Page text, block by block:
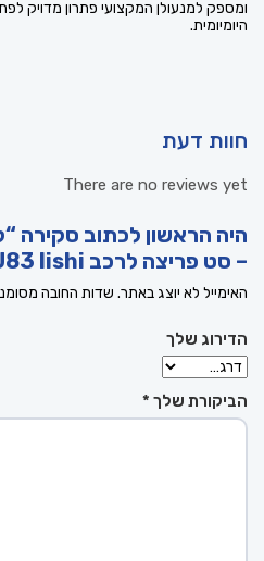
ומספק למנעולן המקצועי פתרון מדויק
היומיומית.
חוות דעת
There are no reviews yet
היה הראשון לכתוב סקירה
– סט פריצה לרכב HU83 lishi”
האימייל לא יוצג באתר. שדות החובה
הדירוג שלך
הביקורת שלך *